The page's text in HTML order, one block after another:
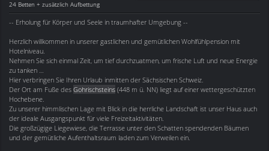
24 Betten + zusätzlich Aufbettung
-- Erholung für Körper und Seele in traumhafter Umgebung --
Herzlich willkommen in unserer gastlichen und gemütlichen Wohlfühlpension mit
Hotelniveau.
Nehmen Sie sich einmal Zeit, um tief durchzuatmen, um frische Luft und neue Energie
zu tanken …
Hier verbringen Sie Ihren Urlaub inmitten der Sächsischen Schweiz.
Der Ort am Fuße des Gohrischsteins (448 m ü. NN) liegt auf einer wettergeschützten
Hochebene.
Zu unserer himmlischen Lage mit Blick in die herrliche Landschaft ist unser Haus auch
der ideale Ausgangspunkt für viele Freizeitaktivitäten.
Die großzügige Liegewiese, die Terrasse unter den Schatten spendenden Bäumen
und der gemütliche Aufenthaltsraum laden zum Verweilen ein.